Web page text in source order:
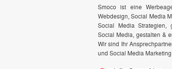
Smoco ist eine
Webdesign, Social Media
Social Media Strategien,
Social Media, gestalten &
Wir sind Ihr
und Social Media Marketing